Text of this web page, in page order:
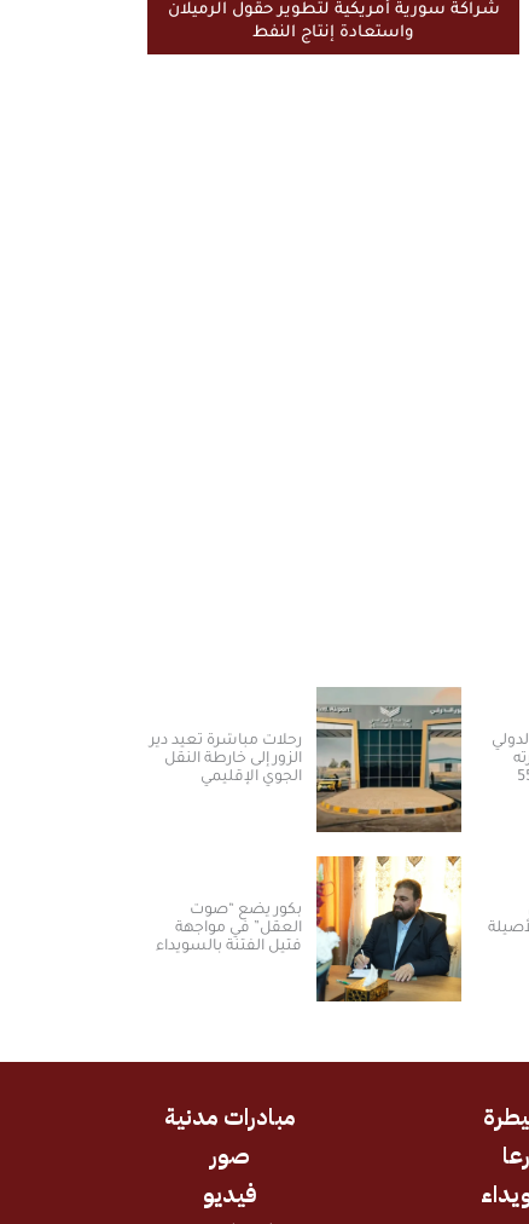
شراكة سورية أمريكية لتطوير حقول الرميلان
واستعادة إنتاج النفط
55
رحلات مباشرة تعيد دير
الزور إلى خارطة النقل
الجوي الإقليمي
بكور يضع “صوت
العقل” في مواجهة
فتيل الفتنة بالسويداء
مبادرات مدنية
صور
فيديو